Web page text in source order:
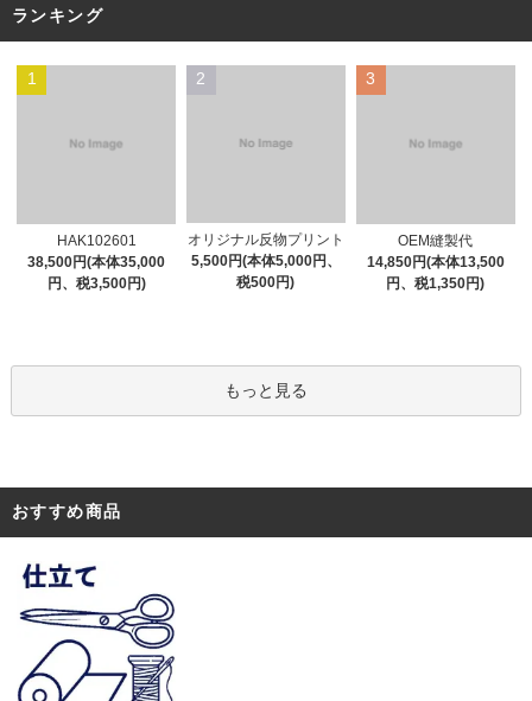
ランキング
1
HAK102601
38,500円(本体35,000
円、税3,500円)
2
オリジナル反物プリント
5,500円(本体5,000円、
税500円)
3
OEM縫製代
14,850円(本体13,500
円、税1,350円)
もっと見る
おすすめ商品